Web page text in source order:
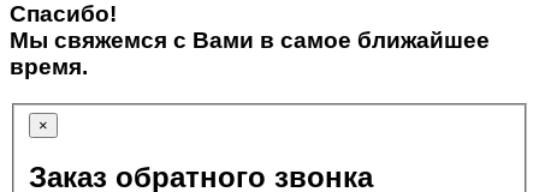
Спасибо!
Мы свяжемся с Вами в самое ближайшее
время.
×
Заказ обратного звонка